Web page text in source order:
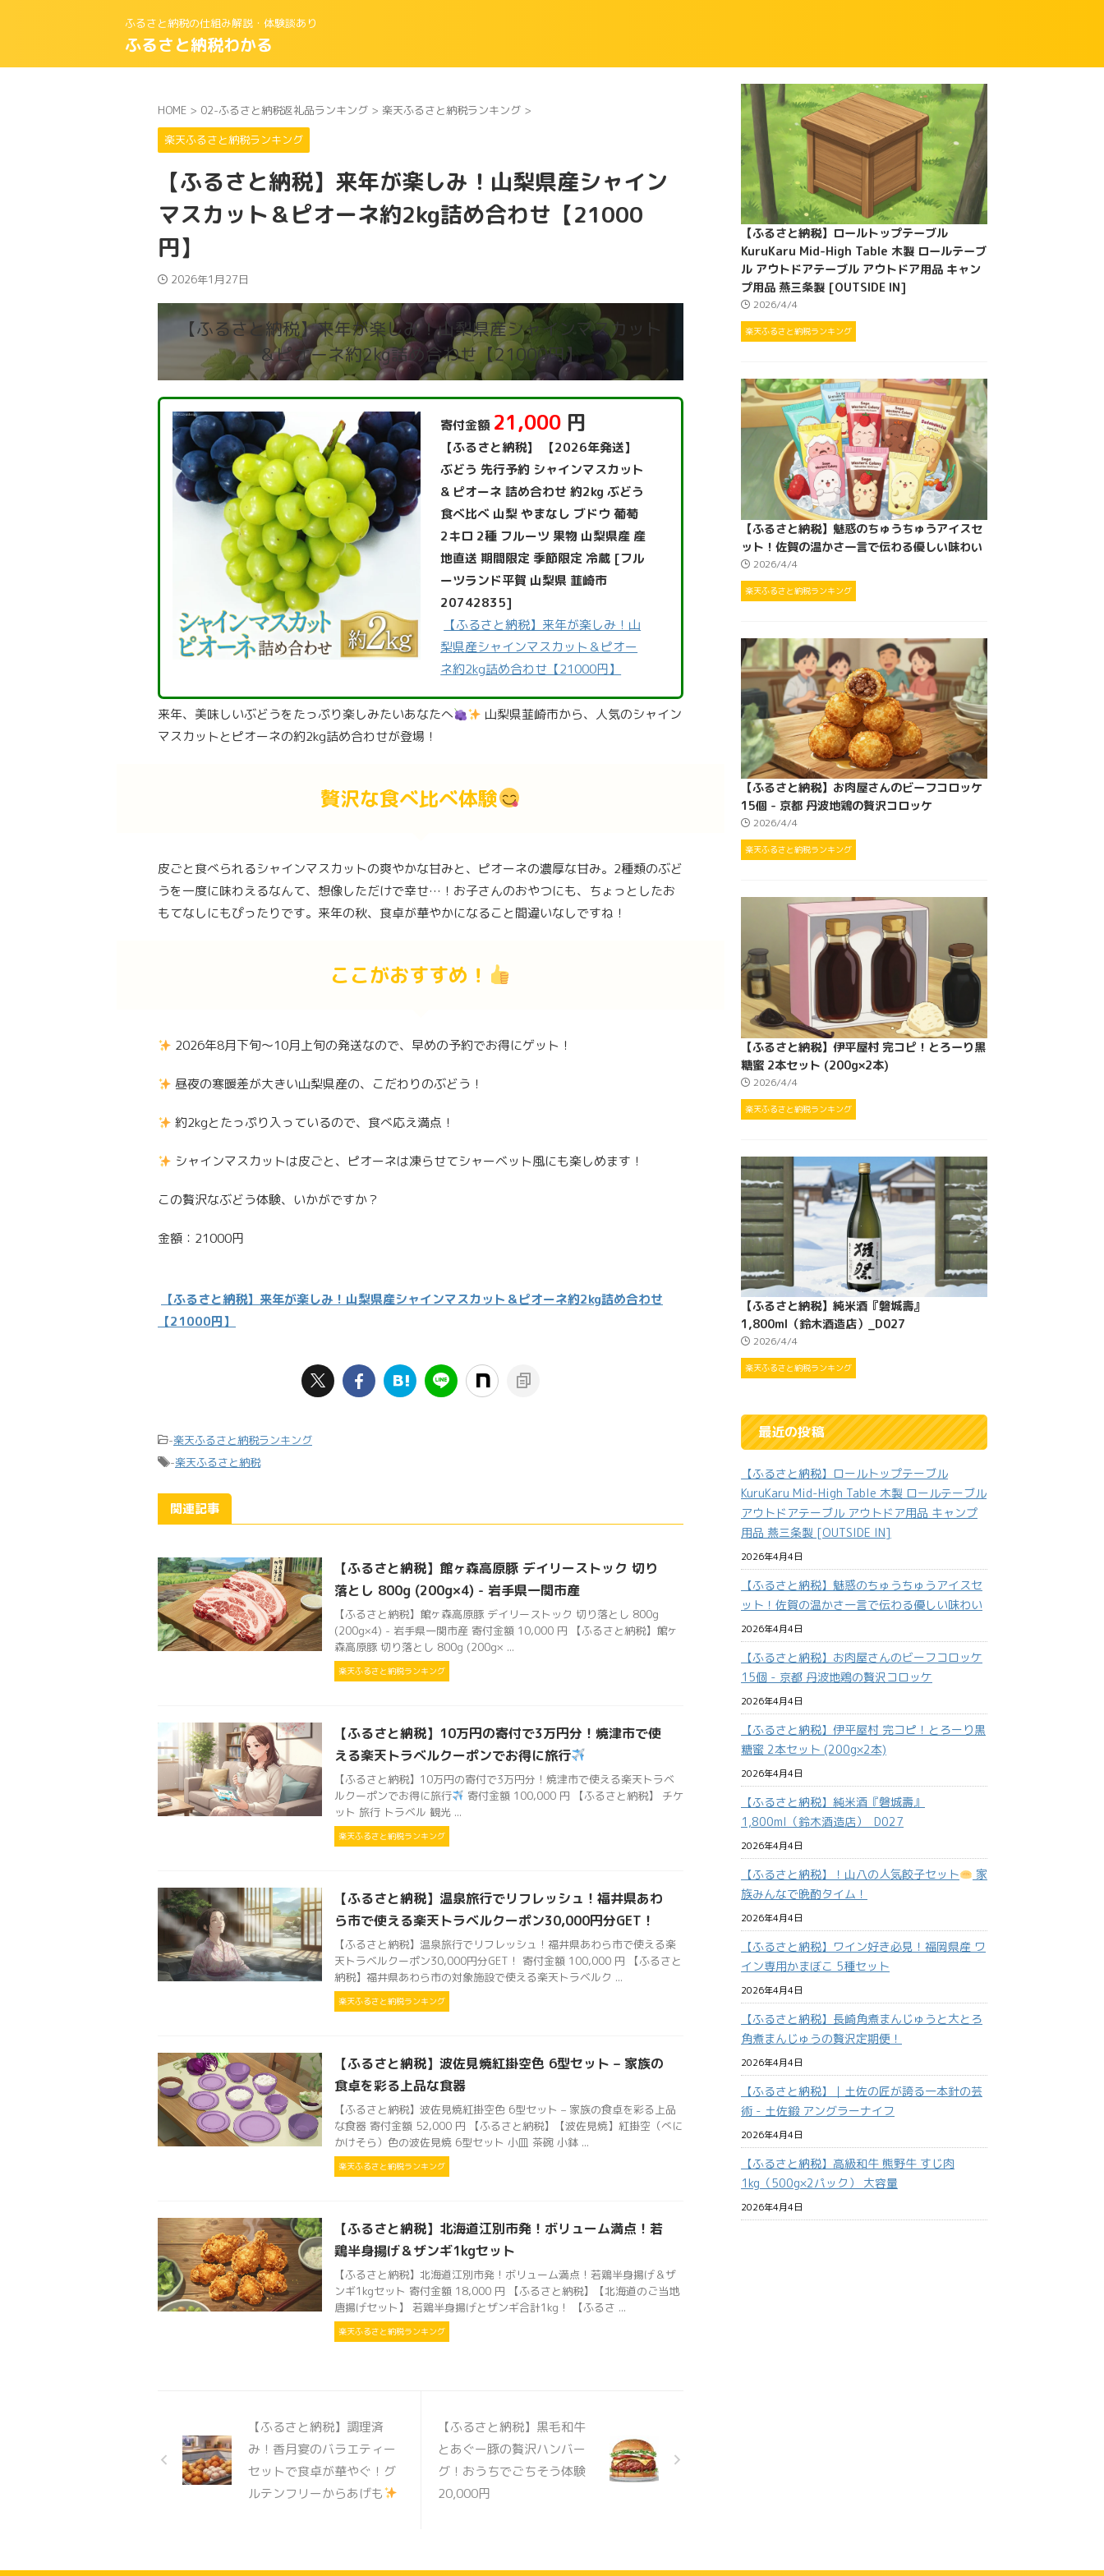
ふるさと納税の仕組み解説・体験談あり
ふるさと納税わかる
HOME > 02-ふるさと納税返礼品ランキング > 楽天ふるさと納税ランキング >
楽天ふるさと納税ランキング
【ふるさと納税】来年が楽しみ！山梨県産シャイン
マスカット＆ピオーネ約2kg詰め合わせ【21000
円】
2026年1月27日
【ふるさと納税】来年が楽しみ！山梨県産シャインマスカット
＆ピオーネ約2kg詰め合わせ【21000円】
寄付金額 21,000 円
【ふるさと納税】 【2026年発送】
ぶどう 先行予約 シャインマスカット
& ピオーネ 詰め合わせ 約2kg ぶどう
食べ比べ 山梨 やまなし ブドウ 葡萄
2キロ 2種 フルーツ 果物 山梨県産 産
地直送 期間限定 季節限定 冷蔵 [フル
ーツランド平賀 山梨県 韮崎市
20742835]
【ふるさと納税】来年が楽しみ！山
梨県産シャインマスカット＆ピオー
ネ約2kg詰め合わせ【21000円】
来年、美味しいぶどうをたっぷり楽しみたいあなたへ
山梨県韮崎市から、人気のシャイン
マスカットとピオーネの約2kg詰め合わせが登場！
贅沢な食べ比べ体験
皮ごと食べられるシャインマスカットの爽やかな甘みと、ピオーネの濃厚な甘み。2種類のぶど
うを一度に味わえるなんて、想像しただけで幸せ…！お子さんのおやつにも、ちょっとしたお
もてなしにもぴったりです。来年の秋、食卓が華やかになること間違いなしですね！
ここがおすすめ！
2026年8月下旬～10月上旬の発送なので、早めの予約でお得にゲット！
昼夜の寒暖差が大きい山梨県産の、こだわりのぶどう！
約2kgとたっぷり入っているので、食べ応え満点！
シャインマスカットは皮ごと、ピオーネは凍らせてシャーベット風にも楽しめます！
この贅沢なぶどう体験、いかがですか？
金額：21000円
【ふるさと納税】来年が楽しみ！山梨県産シャインマスカット＆ピオーネ約2kg詰め合わせ
【21000円】
-楽天ふるさと納税ランキング
-楽天ふるさと納税
関連記事
【ふるさと納税】館ヶ森高原豚 デイリーストック 切り
落とし 800g (200g×4) - 岩手県一関市産
【ふるさと納税】館ヶ森高原豚 デイリーストック 切り落とし 800g
(200g×4) - 岩手県一関市産 寄付金額 10,000 円 【ふるさと納税】館ヶ
森高原豚 切り落とし 800g (200g× ...
楽天ふるさと納税ランキング
【ふるさと納税】10万円の寄付で3万円分！焼津市で使
える楽天トラベルクーポンでお得に旅行
【ふるさと納税】10万円の寄付で3万円分！焼津市で使える楽天トラベ
ルクーポンでお得に旅行
寄付金額 100,000 円 【ふるさと納税】 チケ
ット 旅行 トラベル 観光 ...
楽天ふるさと納税ランキング
【ふるさと納税】温泉旅行でリフレッシュ！福井県あわ
ら市で使える楽天トラベルクーポン30,000円分GET！
【ふるさと納税】温泉旅行でリフレッシュ！福井県あわら市で使える楽
天トラベルクーポン30,000円分GET！ 寄付金額 100,000 円 【ふるさと
納税】福井県あわら市の対象施設で使える楽天トラベルク ...
楽天ふるさと納税ランキング
【ふるさと納税】波佐見焼紅掛空色 6型セット – 家族の
食卓を彩る上品な食器
【ふるさと納税】波佐見焼紅掛空色 6型セット – 家族の食卓を彩る上品
な食器 寄付金額 52,000 円 【ふるさと納税】【波佐見焼】紅掛空（べに
かけそら）色の波佐見焼 6型セット 小皿 茶碗 小鉢 ...
楽天ふるさと納税ランキング
【ふるさと納税】北海道江別市発！ボリューム満点！若
鶏半身揚げ＆ザンギ1kgセット
【ふるさと納税】北海道江別市発！ボリューム満点！若鶏半身揚げ＆ザ
ンギ1kgセット 寄付金額 18,000 円 【ふるさと納税】【北海道のご当地
唐揚げセット】 若鶏半身揚げとザンギ合計1kg！ 【ふるさ ...
楽天ふるさと納税ランキング
【ふるさと納税】調理済
み！香月宴のバラエティー
セットで食卓が華やぐ！グ
ルテンフリーからあげも
【ふるさと納税】黒毛和牛
とあぐー豚の贅沢ハンバー
グ！おうちでごちそう体験
20,000円
【ふるさと納税】ロールトップテーブル
KuruKaru Mid-High Table 木製 ロールテーブ
ル アウトドアテーブル アウトドア用品 キャン
プ用品 燕三条製 [OUTSIDE IN]
2026/4/4
楽天ふるさと納税ランキング
【ふるさと納税】魅惑のちゅうちゅうアイスセ
ット！佐賀の温かさ一言で伝わる優しい味わい
2026/4/4
楽天ふるさと納税ランキング
【ふるさと納税】お肉屋さんのビーフコロッケ
15個 - 京都 丹波地鶏の贅沢コロッケ
2026/4/4
楽天ふるさと納税ランキング
【ふるさと納税】伊平屋村 完コピ！とろーり黒
糖蜜 2本セット (200g×2本)
2026/4/4
楽天ふるさと納税ランキング
【ふるさと納税】純米酒『磐城壽』
1,800ml（鈴木酒造店）_D027
2026/4/4
楽天ふるさと納税ランキング
最近の投稿
【ふるさと納税】ロールトップテーブル
KuruKaru Mid-High Table 木製 ロールテーブル
アウトドアテーブル アウトドア用品 キャンプ
用品 燕三条製 [OUTSIDE IN]
2026年4月4日
【ふるさと納税】魅惑のちゅうちゅうアイスセ
ット！佐賀の温かさ一言で伝わる優しい味わい
2026年4月4日
【ふるさと納税】お肉屋さんのビーフコロッケ
15個 - 京都 丹波地鶏の贅沢コロッケ
2026年4月4日
【ふるさと納税】伊平屋村 完コピ！とろーり黒
糖蜜 2本セット (200g×2本)
2026年4月4日
【ふるさと納税】純米酒『磐城壽』
1,800ml（鈴木酒造店）_D027
2026年4月4日
【ふるさと納税】！山八の人気餃子セット
家
族みんなで晩酌タイム！
2026年4月4日
【ふるさと納税】ワイン好き必見！福岡県産 ワ
イン専用かまぼこ 5種セット
2026年4月4日
【ふるさと納税】長崎角煮まんじゅうと大とろ
角煮まんじゅうの贅沢定期便！
2026年4月4日
【ふるさと納税】｜土佐の匠が誇る一本針の芸
術 - 土佐鍛 アングラーナイフ
2026年4月4日
【ふるさと納税】高級和牛 熊野牛 すじ肉
1kg（500g×2パック） 大容量
2026年4月4日